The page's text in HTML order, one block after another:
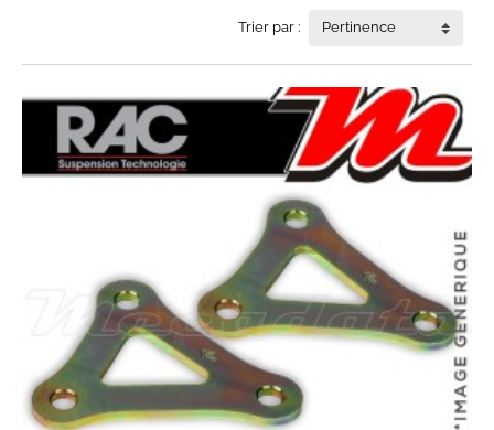
Trier par : Pertinence